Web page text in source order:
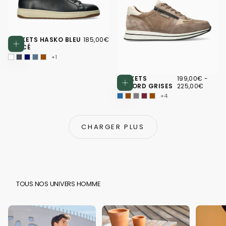
Choisissez des options
BASKETS HASKO BLEU
FONCÉ
185,00€
PRIX
185,00€
+1
Choisissez
BASKETS
GILFORD GRISES
199,00€
PRIX
MINIMUM
199,00€ -
225,00€
+4
CHARGER PLUS
TOUS NOS UNIVERS HOMME